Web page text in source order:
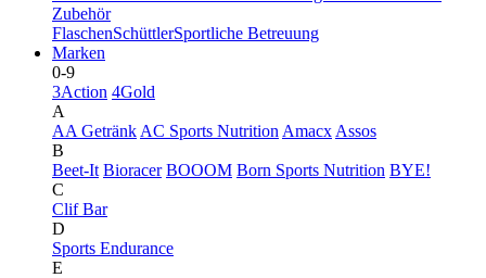
Zubehör
FlaschenSchüttlerSportliche Betreuung
Marken
0-9
3Action 4Gold
A
AA Getränk AC Sports Nutrition Amacx Assos
B
Beet-It Bioracer BOOOM Born Sports Nutrition BYE!
C
Clif Bar
D
Sports Endurance
E